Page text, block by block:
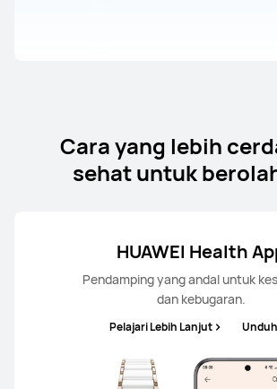
Cara yang lebih
sehat untuk
HUAWEI Health
Pendamping yang andal untuk
dan kebugaran.
Pelajari Lebih Lanjut Unduh